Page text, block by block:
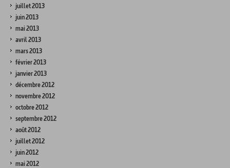
juillet 2013
juin 2013
mai 2013
avril 2013
mars 2013
février 2013
janvier 2013
décembre 2012
novembre 2012
octobre 2012
septembre 2012
août 2012
juillet 2012
juin 2012
mai 2012